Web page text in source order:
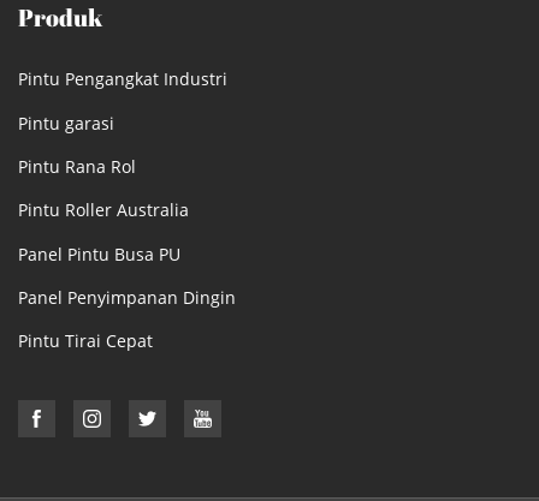
Produk
Pintu Pengangkat Industri
Pintu garasi
Pintu Rana Rol
Pintu Roller Australia
Panel Pintu Busa PU
Panel Penyimpanan Dingin
Pintu Tirai Cepat